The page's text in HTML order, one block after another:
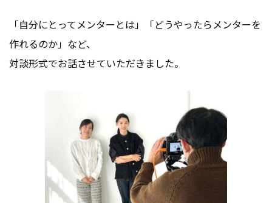
「自分にとってメンターとは」「どうやったらメンターを
作れるのか」など、
対談形式でお話させていただきました。